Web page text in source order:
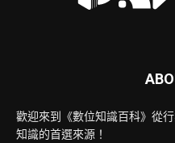
歡迎來到《數位知識百科》從
知識的首選來源！